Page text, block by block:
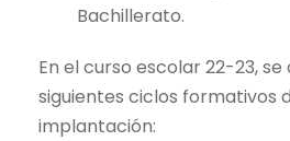
Bachillerato.
En el curso escolar 22-23,
siguientes ciclos formativos
implantación: